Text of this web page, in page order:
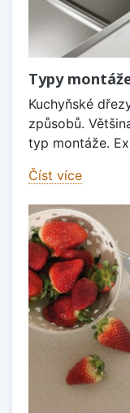
Typy
Kuchyňské
způsobů.
typ montáže.
Číst více